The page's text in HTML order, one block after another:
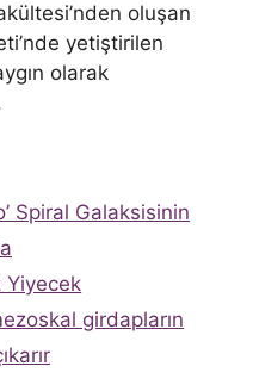
oluşan
yetiştirilen
olarak
Spiral Galaksisinin
Yiyecek
girdapların